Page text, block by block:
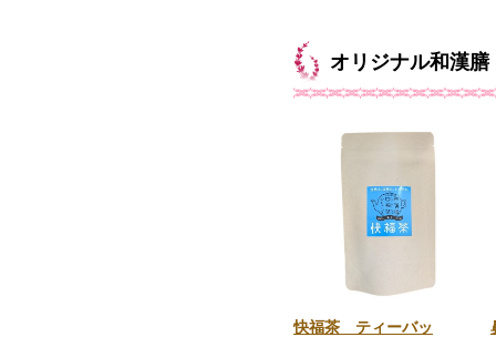
オリジナル和漢
快福茶 ティーバッ